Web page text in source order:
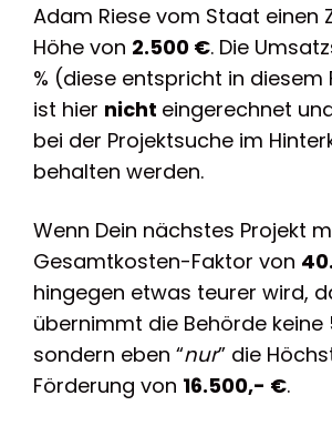
Adam Riese vom Staat einen
Höhe von 2.500 €. Die
% (diese entspricht in
ist hier nicht eingerechnet
bei der Projektsuche im
behalten werden.
Wenn Dein nächstes Projekt
Gesamtkosten-Faktor von
hingegen etwas teurer wird,
übernimmt die Behörde keine
sondern eben “nur” die
Förderung von 16.500,- €.